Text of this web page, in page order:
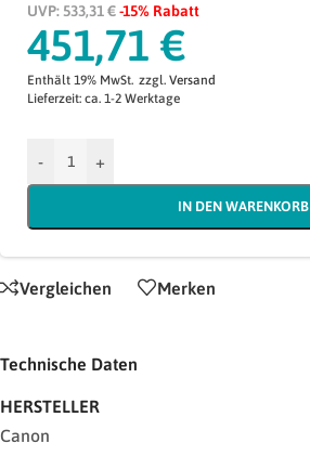
UVP: 533,31 €-15% Rabatt
451,71 €
Enthält 19% MwSt. zzgl. Versand
Lieferzeit: ca. 1-2 Werktage
- +
IN DEN WARENKORB
Vergleichen Merken
Technische Daten
HERSTELLER
Canon